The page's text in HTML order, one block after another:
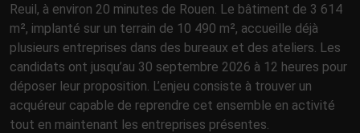
Reuil, à environ 20 minutes de Rouen. Le bâtiment de 3 614
m², implanté sur un terrain de 10 490 m², accueille déjà
plusieurs entreprises dans des bureaux et des ateliers. Les
candidats ont jusqu’au 30 septembre 2026 à 12 heures pour
déposer leur proposition. L’enjeu consiste à trouver un
acquéreur capable de reprendre cet ensemble en activité
tout en maintenant les entreprises présentes.